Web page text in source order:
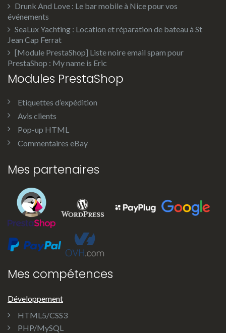
Drunk And Love : Le bar mobile à Nice pour vos
événements
SeaLux Yachting : Location et réparation de bateau à St
Jean Cap Ferrat
[Module PrestaShop] Liste noire email spam pour
PrestaShop : My name is Eric
Modules PrestaShop
Etiquettes d’expédition
Avis clients
Pop-up HTML
Commentaires eBay
Mes partenaires
Mes compétences
Développement
HTML5/CSS3
PHP/MySQL